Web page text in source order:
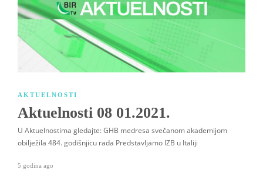
AKTUELNOSTI
Aktuelnosti 08 01.2021.
U Aktuelnostima gledajte: GHB medresa svečanom akademijom
obilježila 484. godišnjicu rada Predstavljamo IZB u Italiji
5 godina ago